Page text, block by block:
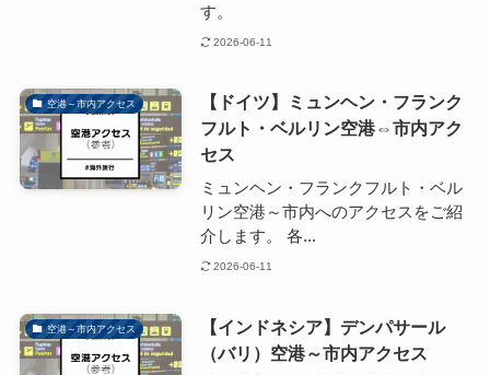
す。
2026-06-11
空港～市内アクセス
【ドイツ】ミュンヘン・フランク
フルト・ベルリン空港⇔市内アク
セス
ミュンヘン・フランクフルト・ベル
リン空港～市内へのアクセスをご紹
介します。 各...
2026-06-11
空港～市内アクセス
【インドネシア】デンパサール
（バリ）空港～市内アクセス